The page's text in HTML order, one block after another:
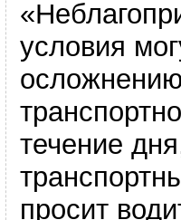
условия
течение
просит